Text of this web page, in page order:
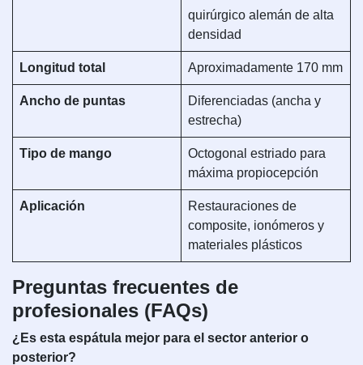
quirúrgico alemán de alta
densidad
Longitud total Aproximadamente 170 mm
Ancho de puntas
Diferenciadas (ancha y
estrecha)
Tipo de mango
Octogonal estriado para
máxima propiocepción
Aplicación
Restauraciones de
composite, ionómeros y
materiales plásticos
Preguntas frecuentes de
profesionales (FAQs)
¿Es esta espátula mejor para el sector anterior o
posterior?